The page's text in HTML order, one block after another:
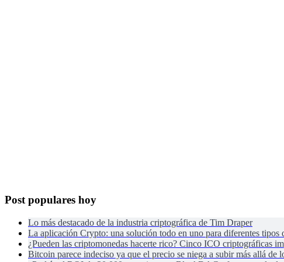
Post populares hoy
Lo más destacado de la industria criptográfica de Tim Draper
La aplicación Crypto: una solución todo en uno para diferentes tipos
¿Pueden las criptomonedas hacerte rico? Cinco ICO criptográficas
Bitcoin parece indeciso ya que el precio se niega a subir más allá de